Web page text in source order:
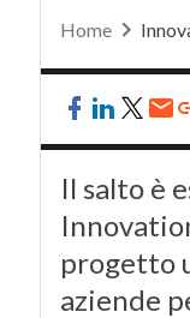
Home
Il salto è
progetto
aziende